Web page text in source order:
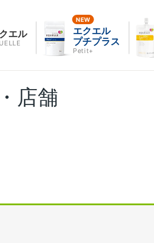
エル
エクエル
プチプラス
Petit+
店舗